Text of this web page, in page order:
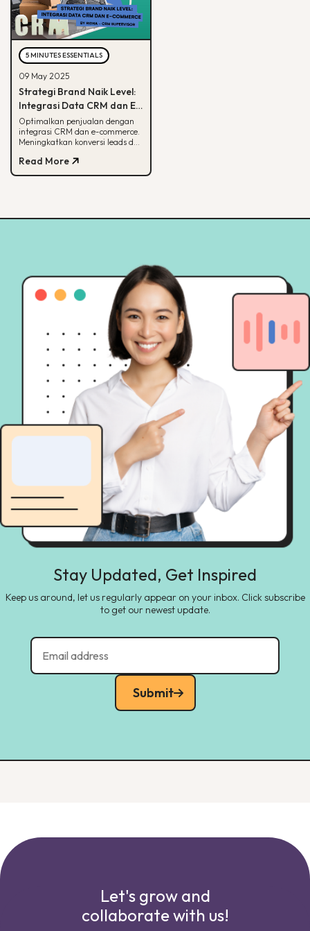
5 MINUTES ESSENTIALS
09 May 2025
Strategi Brand Naik Level:
Integrasi Data CRM dan E-
commerce
Optimalkan penjualan dengan
integrasi CRM dan e-commerce.
Meningkatkan konversi leads dan
terarah
Read More
Stay Updated, Get Inspired
Keep us around, let us regularly appear on your inbox. Click subscribe
to get our newest update.
Submit
Let's grow and
collaborate with us!